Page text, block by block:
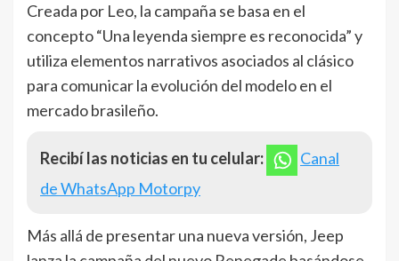
Creada por Leo, la campaña se basa en el
concepto “Una leyenda siempre es reconocida” y
utiliza elementos narrativos asociados al clásico
para comunicar la evolución del modelo en el
mercado brasileño.
Recibí las noticias en tu celular:
Canal
de WhatsApp Motorpy
Más allá de presentar una nueva versión, Jeep